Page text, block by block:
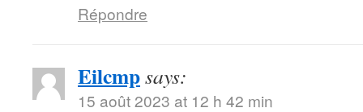
Répondre
Eilcmpsays:
15 août 2023 at 12 h 42 min